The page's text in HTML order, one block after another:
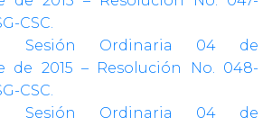
CSC.
Sesión Ordinaria 04 de
de 2015 – Resolución No. 048-
CSC.
Sesión Ordinaria 04 de